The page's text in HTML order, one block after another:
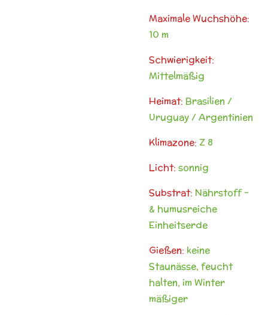
Maximale Wuchshöhe:
10 m
Schwierigkeit:
Mittelmäßig
Heimat: Brasilien /
Uruguay / Argentinien
Klimazone: Z 8
Licht: sonnig
Substrat: Nährstoff -
& humusreiche
Einheitserde
Gießen: keine
Staunässe, feucht
halten, im Winter
mäßiger